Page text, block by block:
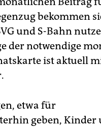
bekommen
und S-Bahn
der notwendige
ist aktuell
etwa für
geben, Kinder